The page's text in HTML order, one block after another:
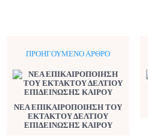
ΠΡΟΗΓΟΎΜΕΝΟ ΆΡΘΡΟ
ΝΕΑ ΕΠΙΚΑΙΡΟΠΟΙΗΣΗ ΤΟΥ
ΕΚΤΑΚΤΟΥ ΔΕΛΤΙΟΥ
ΕΠΙΔΕΙΝΩΣΗΣ ΚΑΙΡΟΥ